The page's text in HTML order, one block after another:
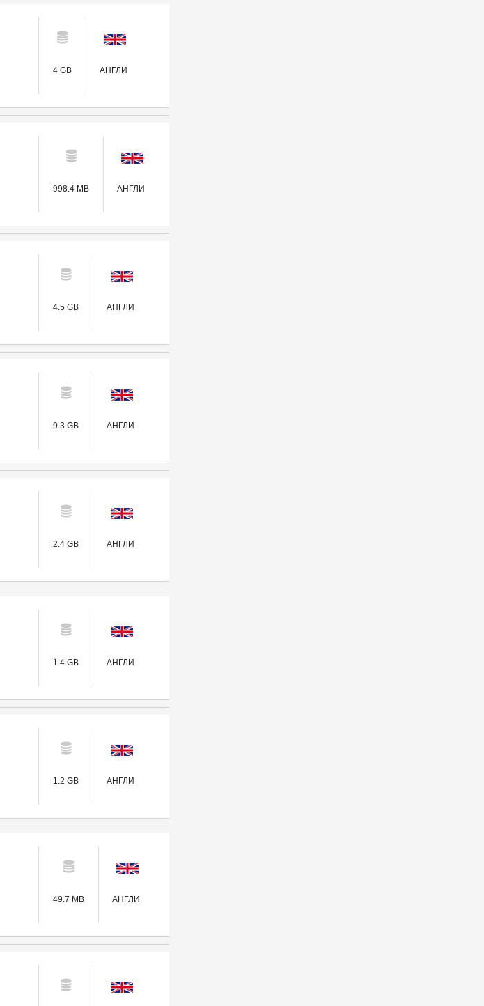
4 GB АНГЛИ
998.4 MB АНГЛИ
4.5 GB АНГЛИ
9.3 GB АНГЛИ
2.4 GB АНГЛИ
1.4 GB АНГЛИ
1.2 GB АНГЛИ
49.7 MB АНГЛИ